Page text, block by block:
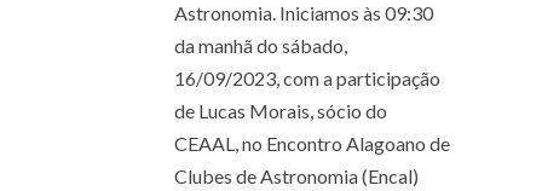
Astronomia. Iniciamos às 09:30
da manhã do sábado,
16/09/2023, com a participação
de Lucas Morais, sócio do
CEAAL, no Encontro Alagoano de
Clubes de Astronomia (Encal)